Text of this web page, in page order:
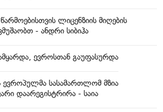
ლიცენზიის მიღების
- ანდრი სიბიჰა
ევროსთან გაუფასურდა
ევროპულმა სასამართლომ მზია
დაარეგისტრირა - საია